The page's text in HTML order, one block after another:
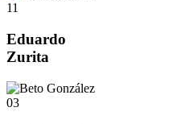
11
Eduardo
Zurita
03